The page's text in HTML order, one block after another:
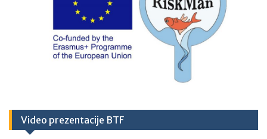
Video prezentacije BTF